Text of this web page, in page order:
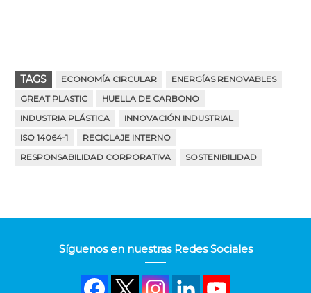
TAGS ECONOMÍA CIRCULAR
ENERGÍAS RENOVABLES
GREAT PLASTIC
HUELLA DE CARBONO
INDUSTRIA PLÁSTICA
INNOVACIÓN INDUSTRIAL
ISO 14064-1
RECICLAJE INTERNO
RESPONSABILIDAD CORPORATIVA
SOSTENIBILIDAD
Síguenos en nuestras Redes Sociales